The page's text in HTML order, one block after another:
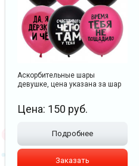
Аскорбительные шары
девушке, цена указана за шар
Цена: 150 руб.
Подробнее
Заказать